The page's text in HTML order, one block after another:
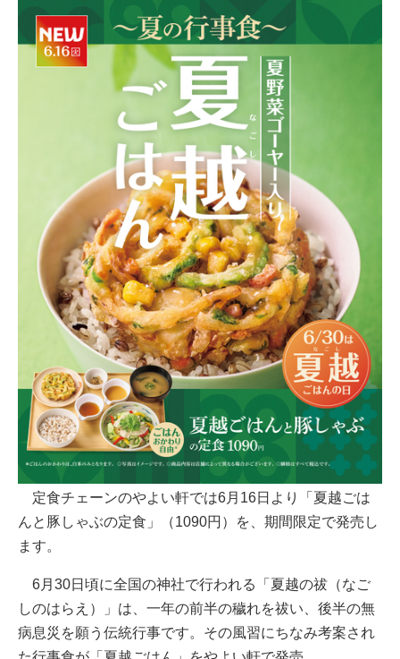
定食チェーンのやよい軒では6月16日より「夏越ごは
んと豚しゃぶの定食」（1090円）を、期間限定で発売し
ます。
6月30日頃に全国の神社で行われる「夏越の祓（なご
しのはらえ）」は、一年の前半の穢れを祓い、後半の無
病息災を願う伝統行事です。その風習にちなみ考案され